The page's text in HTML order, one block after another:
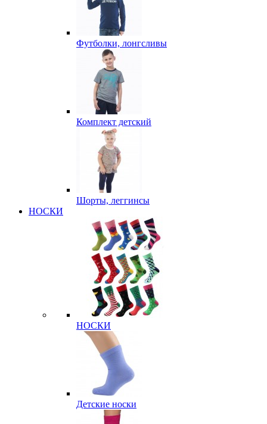
Футболки, лонгсливы
Комплект детский
Шорты, леггинсы
НОСКИ
НОСКИ
Детские носки